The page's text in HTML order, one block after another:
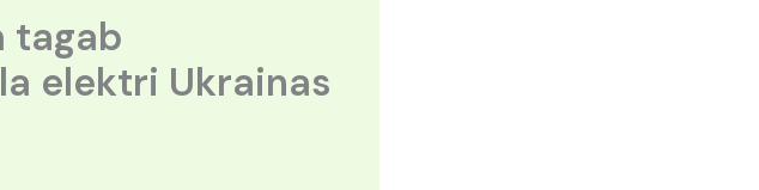
tagab
elektri Ukrainas